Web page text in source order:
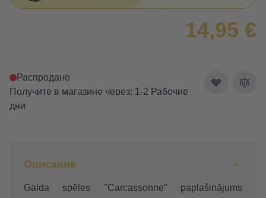
14,95 €
Распродано
Получите в магазине через: 1-2 Рабочие
дни
Описание
Galda spēles "Carcassonne" paplašinājums